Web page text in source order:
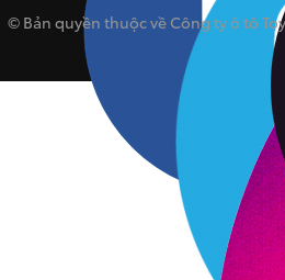
© Bản quyền thuộc về Công ty ô tô